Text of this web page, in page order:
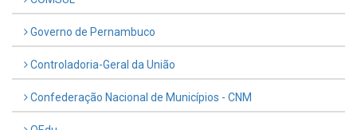
Governo de Pernambuco
Controladoria-Geral da União
Confederação Nacional de Municípios - CNM